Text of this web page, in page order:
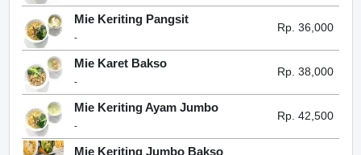
Mie Keriting Pangsit
-
Rp. 36,000
Mie Karet Bakso
-
Rp. 38,000
Mie Keriting Ayam Jumbo
-
Rp. 42,500
Mie Keriting Jumbo Bakso